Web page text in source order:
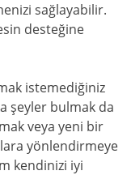
sağlayabilir.
desteğine
istemediğiniz
şeyler bulmak da
veya yeni bir
yönlendirmeye
kendinizi iyi